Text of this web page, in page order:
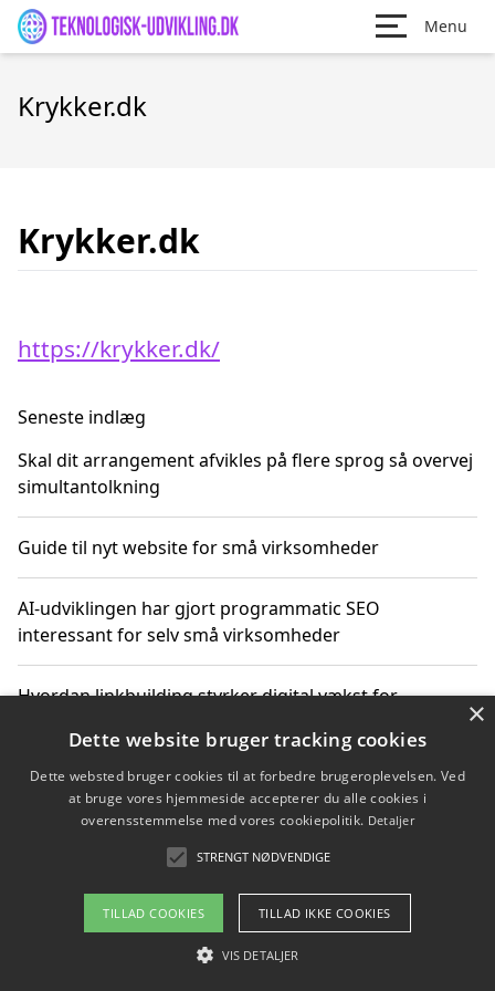
Menu
Krykker.dk
Krykker.dk
https://krykker.dk/
Seneste indlæg
Skal dit arrangement afvikles på flere sprog så overvej
simultantolkning
Guide til nyt website for små virksomheder
AI-udviklingen har gjort programmatic SEO
interessant for selv små virksomheder
Hvordan linkbuilding styrker digital vækst for
Sådan har udviklingen inden for genbrug af elektronik
ændret sig
Copyright 2026 - Pilanto Aps
Om / kontakt
×
Dette website bruger tracking cookies
Dette websted bruger cookies til at forbedre brugeroplevelsen. Ved
at bruge vores hjemmeside accepterer du alle cookies i
overensstemmelse med vores cookiepolitik. Detaljer
STRENGT NØDVENDIGE
TILLAD COOKIES TILLAD IKKE COOKIES
VIS DETALJER